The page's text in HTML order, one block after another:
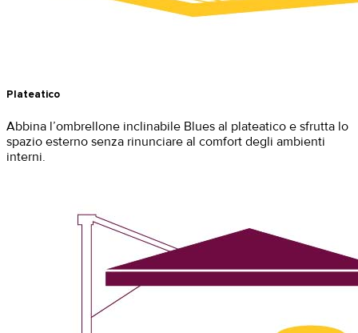
Plateatico
Abbina l’ombrellone inclinabile Blues al plateatico e sfrutta lo
spazio esterno senza rinunciare al comfort degli ambienti
interni.